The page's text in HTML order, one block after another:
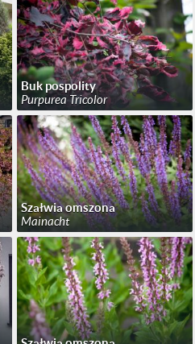
Buk pospolity
Purpurea Tricolor
Szałwia omszona
Mainacht